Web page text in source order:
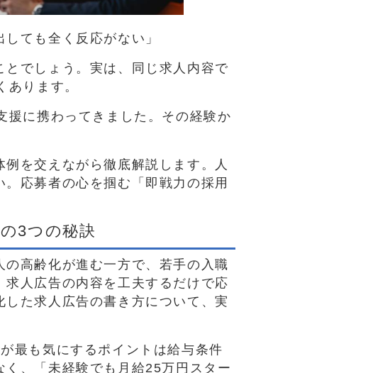
ても全く反応がない」
でしょう。実は、同じ求人内容で
ります。
援に携わってきました。その経験か
を交えながら徹底解説します。人
応募者の心を掴む「即戦力の採用
3つの秘訣
高齢化が進む一方で、若手の入職
人広告の内容を工夫するだけで応
た求人広告の書き方について、実
最も気にするポイントは給与条件
、「未経験でも月給25万円スター